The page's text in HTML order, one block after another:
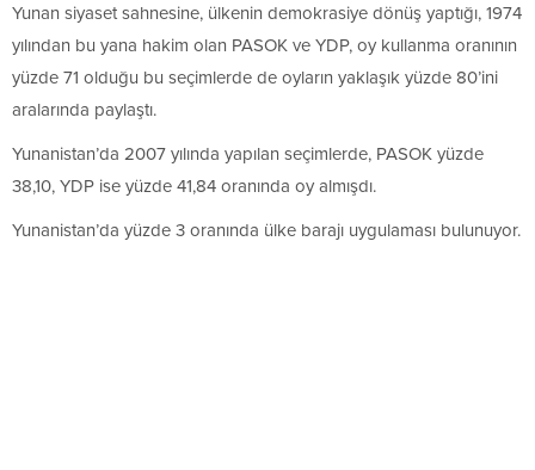
Yunan siyaset sahnesine, ülkenin demokrasiye dönüş yaptığı, 1974
yılından bu yana hakim olan PASOK ve YDP, oy kullanma oranının
yüzde 71 olduğu bu seçimlerde de oyların yaklaşık yüzde 80’ini
aralarında paylaştı.
Yunanistan’da 2007 yılında yapılan seçimlerde, PASOK yüzde
38,10, YDP ise yüzde 41,84 oranında oy almışdı.
Yunanistan’da yüzde 3 oranında ülke barajı uygulaması bulunuyor.